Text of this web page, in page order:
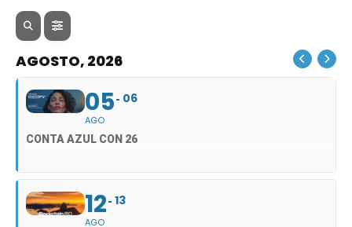
AGOSTO, 2026
05
AGO
06
CONTA AZUL CON 26
12
AGO
13